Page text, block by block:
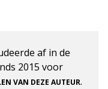
af in de
2015 voor
VAN DEZE AUTEUR.